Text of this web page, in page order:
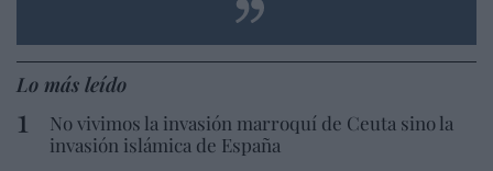
Lo más leído
No vivimos la invasión marroquí de Ceuta sino la
invasión islámica de España